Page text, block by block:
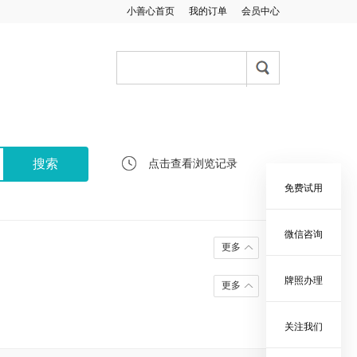
小善心首页 我的订单 会员中心
点击查看浏览记录
更多
更多
免费试用
微信咨询
牌照办理
关注我们